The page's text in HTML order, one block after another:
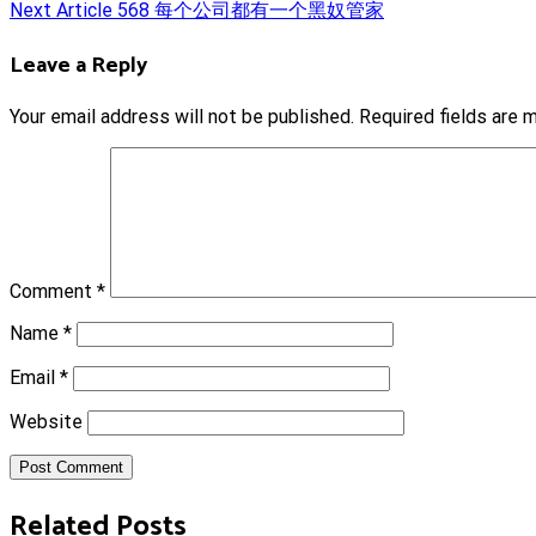
Next Article 568 每个公司都有一个黑奴管家
Leave a Reply
Your email address will not be published. Required fields are
Comment *
Name *
Email *
Website
Post Comment